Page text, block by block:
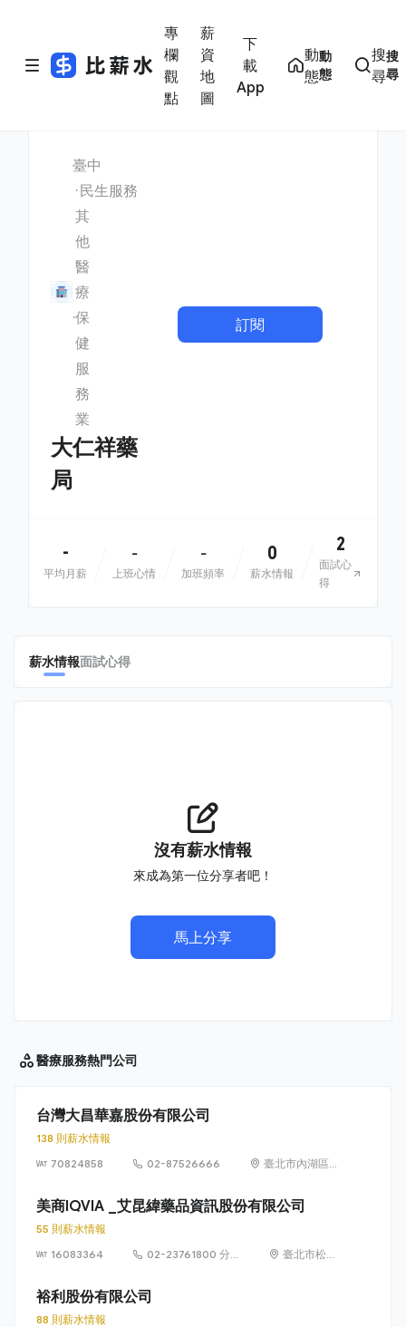
專
欄
觀
點
薪
資
地
圖
下
載
App
動
態
動
態
搜
尋
搜
尋
臺中
民生服務
其
他
醫
療
保
健
服
務
業
大仁祥藥
局
訂閱
-
平均月薪
-
上班心情
-
加班頻率
0
薪水情報
2
面試心
得
薪水情報面試心得
沒有薪水情報
來成為第一位分享者吧！
馬上分享
醫療服務熱門公司
台灣大昌華嘉股份有限公司
138 則薪水情報
70824858
02-87526666
臺北市內湖區堤
巷20弄1、3、
5、7號10樓，
24、26號10樓
美商IQVIA _艾昆緯藥品資訊股份有限公司
55 則薪水情報
16083364
02-23761800 分
臺北市松山
裕利股份有限公司
88 則薪水情報